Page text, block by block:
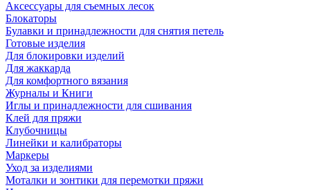
Аксессуары для съемных лесок
Блокаторы
Булавки и принадлежности для снятия петель
Готовые изделия
Для блокировки изделий
Для жаккарда
Для комфортного вязания
Журналы и Книги
Иглы и принадлежности для сшивания
Клей для пряжи
Клубочницы
Линейки и калибраторы
Маркеры
Уход за изделиями
Моталки и зонтики для перемотки пряжи